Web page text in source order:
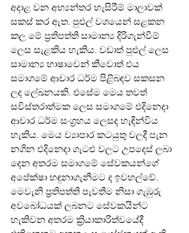
අදාළ වන අභ්‍යන්තර හැසිරීම් මාලාවක්
සකස් කර ඇත. පුළුල් වශයෙන් සළකන
කල මේ ප්‍රතිපත්ති සාමාන්‍ය දිරිගැන්වීම්
ලෙස සැළකිය හැකිය. වඩාත් පුළුල් ලෙස
සාමාන්‍ය භාෂාවෙන් කීවොත් එය
සමාගමේ ආචාර ධර්ම පිළිබඳව සකසන
ලද ලේඛනයකි. එසේම මෙය තවත්
සවිස්තරාත්මක ලෙස සමාගමේ එදිනෙදා
ආචාර ධර්ම සංග්‍රහය ලෙසද හැඳින්විය
හැකිය. මෙය ව්‍යාපාර කටයුතු වලදී පැන
නගින එදිනෙදා ගැටළු වලට උපදෙස් ලබා
දෙන අතරම සමාගමේ සේවකයන්ගේ
අපේක්ෂා හඳුනාගැනීමට ද ඉවහල්වේ.
මෙවැනි ප්‍රතිපත්ති පැවතීම නිසා ගැඹුරු
අවබෝධයක් ලබනට සේවකයින්ට
හැකිවන අතරම ක්‍රියාකාරිත්වයේදී